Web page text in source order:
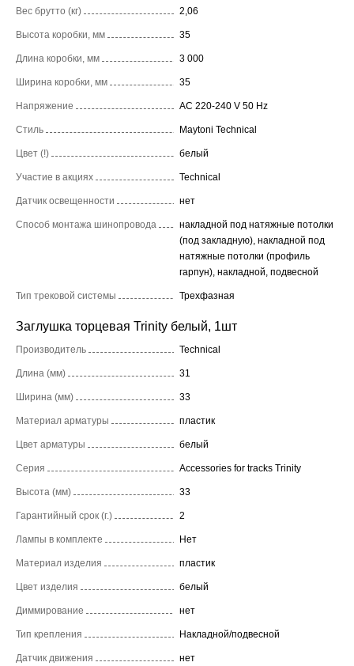
Вес брутто (кг) 2,06
Высота коробки, мм 35
Длина коробки, мм 3 000
Ширина коробки, мм 35
Напряжение AC 220-240 V 50 Hz
Стиль Maytoni Technical
Цвет (!) белый
Участие в акциях Technical
Датчик освещенности нет
Способ монтажа шинопровода
накладной под натяжные потолки
(под закладную), накладной под
натяжные потолки (профиль
гарпун), накладной, подвесной
Тип трековой системы Трехфазная
Заглушка торцевая Trinity белый, 1шт
Производитель Technical
Длина (мм) 31
Ширина (мм) 33
Материал арматуры пластик
Цвет арматуры белый
Серия Accessories for tracks Trinity
Высота (мм) 33
Гарантийный срок (г.) 2
Лампы в комплекте Нет
Материал изделия пластик
Цвет изделия белый
Диммирование нет
Тип крепления Накладной/подвесной
Датчик движения нет